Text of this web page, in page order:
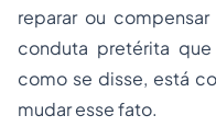
reparar ou
conduta pretérita
como se disse, está
mudar esse fato.